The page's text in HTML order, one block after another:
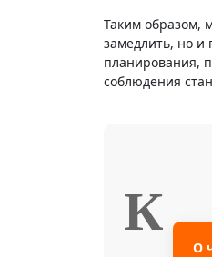
Таким образом,
замедлить, но и
планирования,
соблюдения
К
О